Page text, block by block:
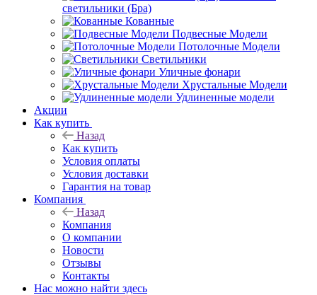
светильники (Бра)
Кованные
Подвесные Модели
Потолочные Модели
Светильники
Уличные фонари
Хрустальные Модели
Удлиненные модели
Акции
Как купить
Назад
Как купить
Условия оплаты
Условия доставки
Гарантия на товар
Компания
Назад
Компания
О компании
Новости
Отзывы
Контакты
Нас можно найти здесь